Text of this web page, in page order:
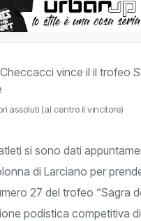
assoluti (al centro il vincitore)
si sono dati
di Larciano per
27 del trofeo “Sagra
podistica competitiva